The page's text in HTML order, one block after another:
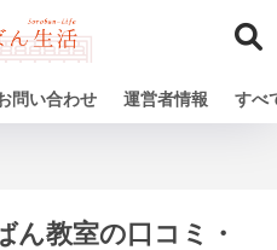
問い合わせ 運営者情報 すべ
ん教室の口コミ・